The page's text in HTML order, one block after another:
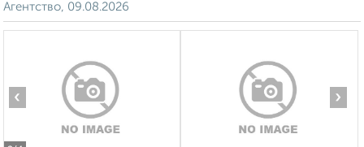
Агентство, 09.08.2026
‹ ›